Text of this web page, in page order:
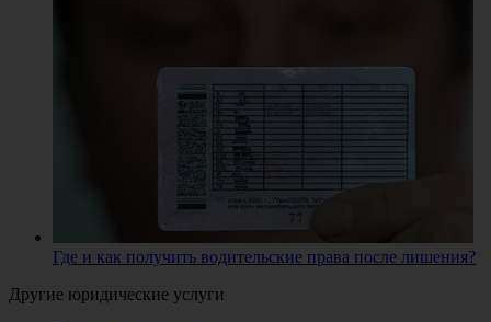
Где и как получить водительские права после лишения?
Другие юридические услуги